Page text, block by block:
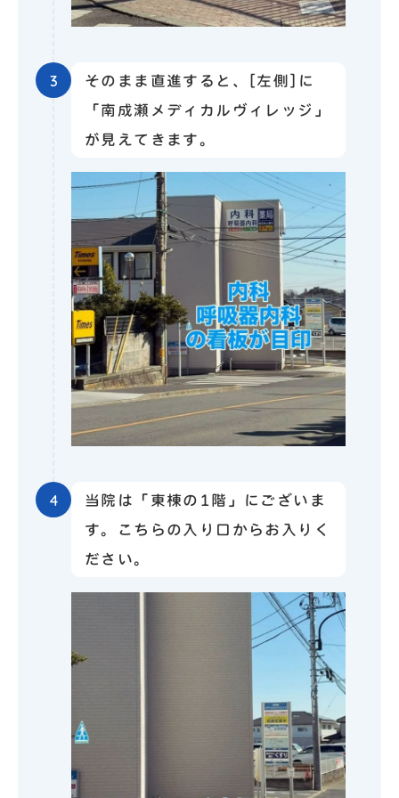
3
そのまま直進すると、[左側]に
「南成瀬メディカルヴィレッジ」
が見えてきます。
4
当院は「東棟の1階」にございま
す。こちらの入り口からお入りく
ださい。